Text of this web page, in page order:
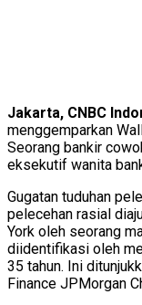
Jakarta, CNBC
menggemparkan
Seorang bankir
eksekutif wanita
Gugatan tuduhan
pelecehan rasial
York oleh seorang
diidentifikasi oleh
35 tahun. Ini
Finance JPMorgan